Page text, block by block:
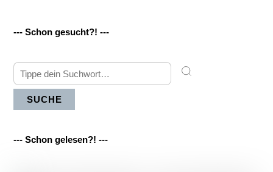
--- Schon gesucht?! ---
SUCHE
--- Schon gelesen?! ---